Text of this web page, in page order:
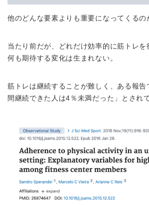
他のどんな要素よりも重要になってくるの
当たり前だが、どれだけ効率的に筋トレを
何も期待する変化は生まれない。
筋トレは継続することが難しく、ある報告
間継続できた人は4％未満だった」とされ